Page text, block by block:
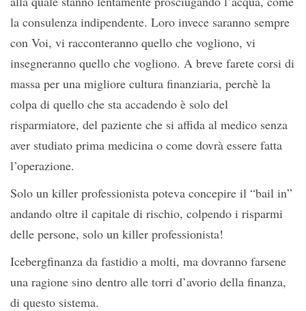
la consulenza indipendente. Loro invece saranno sempre
con Voi, vi racconteranno quello che vogliono, vi
insegneranno quello che vogliono. A breve farete corsi di
massa per una migliore cultura finanziaria, perchè la
colpa di quello che sta accadendo è solo del
risparmiatore, del paziente che si affida al medico senza
aver studiato prima medicina o come dovrà essere fatta
l’operazione.
Solo un killer professionista poteva concepire il “bail in”
andando oltre il capitale di rischio, colpendo i risparmi
delle persone, solo un killer professionista!
Icebergfinanza da fastidio a molti, ma dovranno farsene
una ragione sino dentro alle torri d’avorio della finanza,
di questo sistema.